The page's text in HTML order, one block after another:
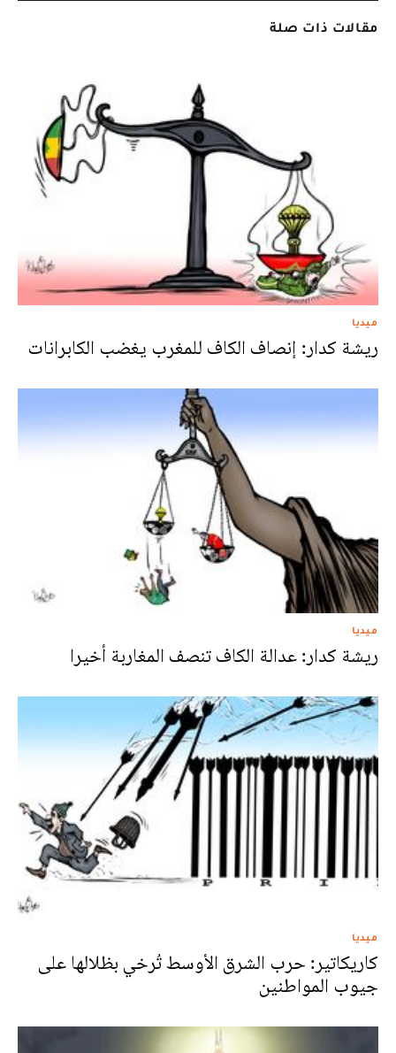
مقالات ذات صلة
ميديا
ريشة كدار: إنصاف الكاف للمغرب يغضب الكابرانات
ميديا
ريشة كدار: عدالة الكاف تنصف المغاربة أخيرا
ميديا
كاريكاتير: حرب الشرق الأوسط تُرخي بظلالها على
جيوب المواطنين